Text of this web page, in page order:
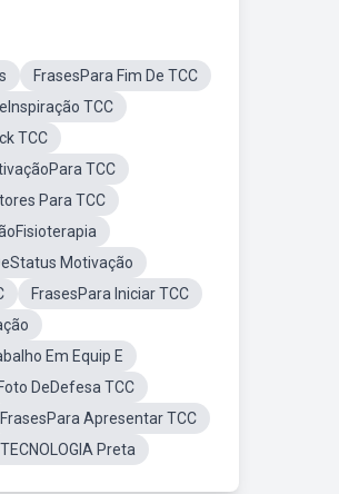
FrasesPara Fim De TCC
TCC
TCC
TCC
Para TCC
Motivação
FrasesPara Iniciar TCC
Em Equip E
DeDefesa TCC
FrasesPara Apresentar TCC
Preta